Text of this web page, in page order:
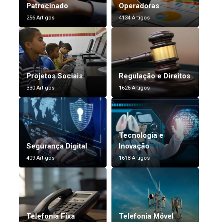
Patrocinado
256 Artigos
Operadoras
4134 Artigos
Projetos Sociais
330 Artigos
Regulação e Direitos
1626 Artigos
Segurança Digital
409 Artigos
Tecnologia e
Inovação
1618 Artigos
Telefonia Fixa Telefonia Móvel